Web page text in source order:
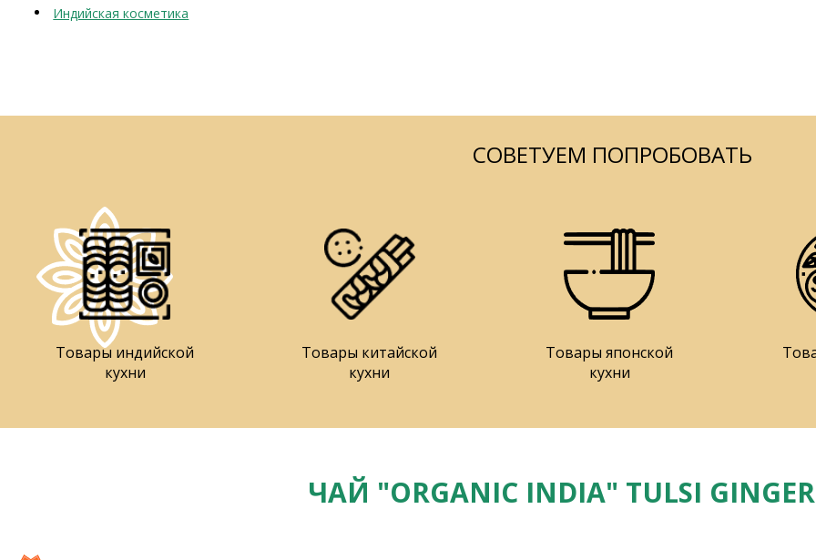
Индийская косметика
СОВЕТУЕМ ПОПРОБОВАТЬ
Товары индийской
кухни
Товары китайской
кухни
Товары японской
кухни
ЧАЙ "ORGANIC INDIA" TULSI